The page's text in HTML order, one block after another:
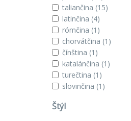
taliančina (15)
latinčina (4)
rómčina (1)
chorvátčina (1)
čínština (1)
katalánčina (1)
turečtina (1)
slovinčina (1)
Štýl